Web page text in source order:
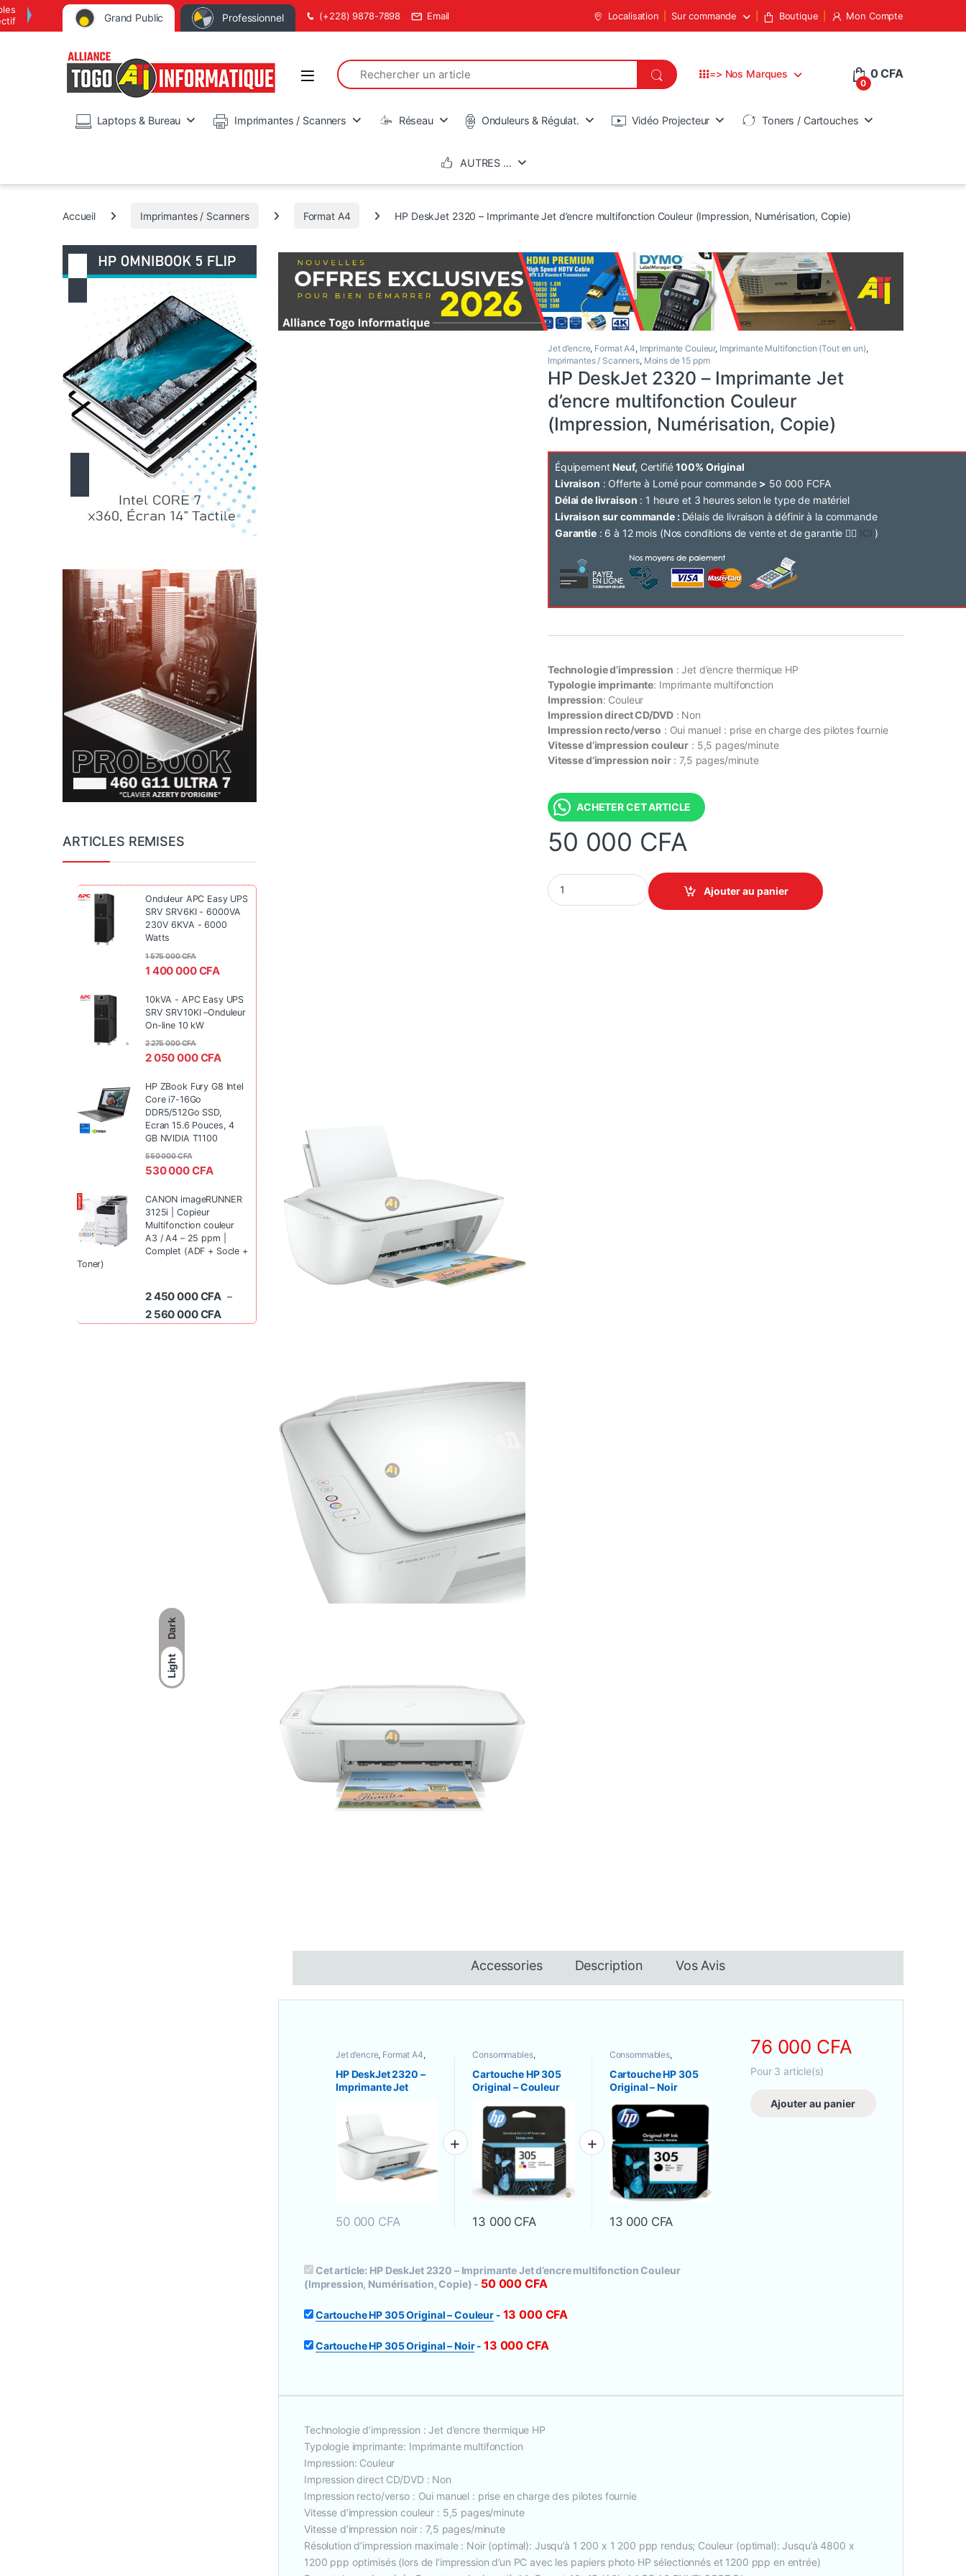
Dark
Light
Grand Public Professionnel (+228) 9878-7898 Email Localisation Sur commande Boutique Mon Compte
Open
Search for:
=> Nos Marques
0
0CFA
Laptops & Bureau Imprimantes / Scanners Réseau Onduleurs & Régulat. Vidéo Projecteur Toners / Cartouches
AUTRES …
Accueil Imprimantes / Scanners Format A4 HP DeskJet 2320 – Imprimante Jet d’encre multifonction Couleur (Impression, Numérisation, Copie)
Jet d’encre, Format A4, Imprimante Couleur, Imprimante Multifonction (Tout en un),
Imprimantes / Scanners, Moins de 15 ppm
HP DeskJet 2320 – Imprimante Jet
d’encre multifonction Couleur
(Impression, Numérisation, Copie)
Équipement Neuf, Certifié100% Original
Livraison : Offerte à Lomé pour commande > 50 000 FCFA
Délai de livraison : 1 heure et 3 heures selon le type de matériel
Livraison sur commande : Délais de livraison à définir à la commande
Garantie: 6 à 12 mois (Nos conditions de vente et de garantie 👉🏽 ICI )
Technologie d’impression : Jet d’encre thermique HP
Typologie imprimante: Imprimante multifonction
Impression: Couleur
Impression direct CD/DVD: Non
Impression recto/verso : Oui manuel : prise en charge des pilotes fournie
Vitesse d’impression couleur : 5,5 pages/minute
Vitesse d’impression noir: 7,5 pages/minute
ACHETER CET ARTICLE
50 000 CFA
HP DeskJet 2320 - Imprimante Jet d'encre multifonction Couleur (Impression,
Ajouter au panier
Accessories Description Vos Avis
Jet d’encre, Format A4,
Imprimante Couleur
Imprimante Multifonction
(Tout en un),Imprimantes
/ Scanners,Moins de 15
HP DeskJet 2320 –
Imprimante Jet
Couleur
(Impression,
Numérisation,
50 000 CFA
Consommables,
Cartouche Jet d’encre
Cartouche HP 305
Original – Couleur
13 000 CFA
Consommables,
Cartouche Jet d’encre
Cartouche HP 305
Original – Noir
13 000 CFA
Cet article: HP DeskJet 2320 – Imprimante Jet d’encre multifonction Couleur
(Impression, Numérisation, Copie) - 50 000CFA
Cartouche HP 305 Original – Couleur- 13 000 CFA
Cartouche HP 305 Original – Noir- 13 000CFA
76 000 CFA
Pour 3 article(s)
Ajouter au panier
Technologie d’impression : Jet d’encre thermique HP
Typologie imprimante: Imprimante multifonction
Impression: Couleur
Impression direct CD/DVD : Non
Impression recto/verso : Oui manuel : prise en charge des pilotes fournie
Vitesse d’impression couleur : 5,5 pages/minute
Vitesse d’impression noir : 7,5 pages/minute
Résolution d’impression maximale : Noir (optimal): Jusqu’à 1 200 x 1 200 ppp rendus; Couleur (optimal): Jusqu’à 4800 x
1200 ppp optimisés (lors de l’impression d’un PC avec les papiers photo HP sélectionnés et 1200 ppp en entrée)
ARTICLES REMISES
Onduleur APC Easy UPS
SRV SRV6KI - 6000VA
230V 6KVA - 6000
Watts
1 400 000CFA
1 575 000CFA
10kVA - APC Easy UPS
SRV SRV10KI –Onduleur
On-line 10 kW
2 050 000CFA
2 275 000CFA
HP ZBook Fury G8 Intel
Core i7-16Go
DDR5/512Go SSD,
Ecran 15.6 Pouces, 4
GB NVIDIA T1100
530 000CFA
550 000CFA
CANON imageRUNNER
3125i | Copieur
Multifonction couleur
A3 / A4 – 25 ppm |
Complet (ADF + Socle +
Toner)
2 450 000CFA –
2 560 000CFA Plage de prix : 2 450 000 CFA à 2 560 000 CFA